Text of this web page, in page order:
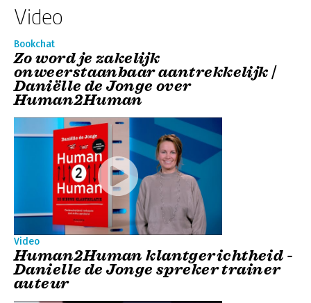
Video
Bookchat
Zo word je zakelijk
onweerstaanbaar aantrekkelijk |
Daniëlle de Jonge over
Human2Human
Video
Human2Human klantgerichtheid -
Danielle de Jonge spreker trainer
auteur